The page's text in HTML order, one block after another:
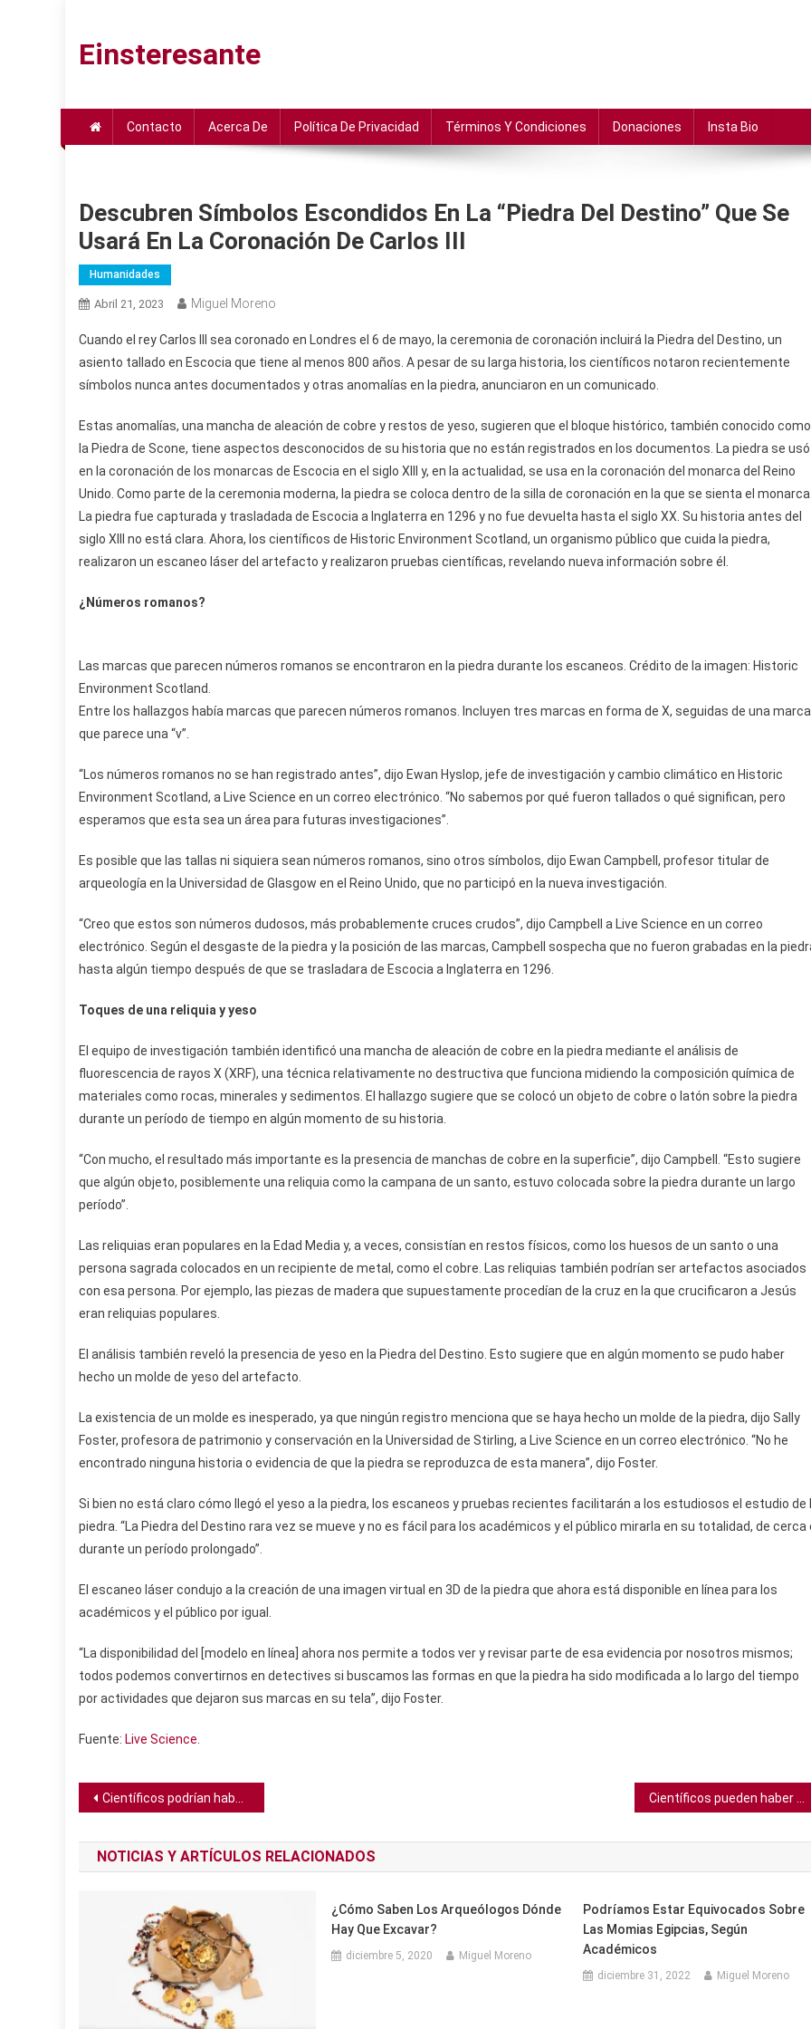
contenido
Einsteresante
Contacto Acerca De Política De Privacidad Términos Y Condiciones Donaciones Insta Bio
Descubren Símbolos Escondidos En La “Piedra Del Destino” Que Se
Usará En La Coronación De Carlos III
Humanidades
Abril 21, 2023 Miguel Moreno
Cuando el rey Carlos III sea coronado en Londres el 6 de mayo, la ceremonia de coronación incluirá la Piedra del Destino, un
asiento tallado en Escocia que tiene al menos 800 años. A pesar de su larga historia, los científicos notaron recientemente
símbolos nunca antes documentados y otras anomalías en la piedra, anunciaron en un comunicado.
Estas anomalías, una mancha de aleación de cobre y restos de yeso, sugieren que el bloque histórico, también conocido como
la Piedra de Scone, tiene aspectos desconocidos de su historia que no están registrados en los documentos. La piedra se usó
en la coronación de los monarcas de Escocia en el siglo XIII y, en la actualidad, se usa en la coronación del monarca del Reino
Unido. Como parte de la ceremonia moderna, la piedra se coloca dentro de la silla de coronación en la que se sienta el
La piedra fue capturada y trasladada de Escocia a Inglaterra en 1296 y no fue devuelta hasta el siglo XX. Su historia antes del
siglo XIII no está clara. Ahora, los científicos de Historic Environment Scotland, un organismo público que cuida la piedra,
realizaron un escaneo láser del artefacto y realizaron pruebas científicas, revelando nueva información sobre él.
¿Números romanos?
Las marcas que parecen números romanos se encontraron en la piedra durante los escaneos. Crédito de la imagen: Historic
Environment Scotland.
Entre los hallazgos había marcas que parecen números romanos. Incluyen tres marcas en forma de X, seguidas de una marca
que parece una “v”.
“Los números romanos no se han registrado antes”, dijo Ewan Hyslop, jefe de investigación y cambio climático en Historic
Environment Scotland, a Live Science en un correo electrónico. “No sabemos por qué fueron tallados o qué significan, pero
esperamos que esta sea un área para futuras investigaciones”.
Es posible que las tallas ni siquiera sean números romanos, sino otros símbolos, dijo Ewan Campbell, profesor titular de
arqueología en la Universidad de Glasgow en el Reino Unido, que no participó en la nueva investigación.
“Creo que estos son números dudosos, más probablemente cruces crudos”, dijo Campbell a Live Science en un correo
electrónico. Según el desgaste de la piedra y la posición de las marcas, Campbell sospecha que no fueron grabadas en la
hasta algún tiempo después de que se trasladara de Escocia a Inglaterra en 1296.
Toques de una reliquia y yeso
El equipo de investigación también identificó una mancha de aleación de cobre en la piedra mediante el análisis de
fluorescencia de rayos X (XRF), una técnica relativamente no destructiva que funciona midiendo la composición química de
materiales como rocas, minerales y sedimentos. El hallazgo sugiere que se colocó un objeto de cobre o latón sobre la piedra
durante un período de tiempo en algún momento de su historia.
“Con mucho, el resultado más importante es la presencia de manchas de cobre en la superficie”, dijo Campbell. “Esto sugiere
que algún objeto, posiblemente una reliquia como la campana de un santo, estuvo colocada sobre la piedra durante un largo
período”.
Las reliquias eran populares en la Edad Media y, a veces, consistían en restos físicos, como los huesos de un santo o una
persona sagrada colocados en un recipiente de metal, como el cobre. Las reliquias también podrían ser artefactos asociados
con esa persona. Por ejemplo, las piezas de madera que supuestamente procedían de la cruz en la que crucificaron a Jesús
eran reliquias populares.
El análisis también reveló la presencia de yeso en la Piedra del Destino. Esto sugiere que en algún momento se pudo haber
hecho un molde de yeso del artefacto.
La existencia de un molde es inesperado, ya que ningún registro menciona que se haya hecho un molde de la piedra, dijo Sally
Foster, profesora de patrimonio y conservación en la Universidad de Stirling, a Live Science en un correo electrónico. “No he
encontrado ninguna historia o evidencia de que la piedra se reproduzca de esta manera”, dijo Foster.
Si bien no está claro cómo llegó el yeso a la piedra, los escaneos y pruebas recientes facilitarán a los estudiosos el estudio de
piedra. “La Piedra del Destino rara vez se mueve y no es fácil para los académicos y el público mirarla en su totalidad, de cerca
durante un período prolongado”.
El escaneo láser condujo a la creación de una imagen virtual en 3D de la piedra que ahora está disponible en línea para los
académicos y el público por igual.
“La disponibilidad del [modelo en línea] ahora nos permite a todos ver y revisar parte de esa evidencia por nosotros mismos;
todos podemos convertirnos en detectives si buscamos las formas en que la piedra ha sido modificada a lo largo del tiempo
por actividades que dejaron sus marcas en su tela”, dijo Foster.
Fuente: Live Science
Navegación
de
entradas
Científicos podrían haber descubierto la causa de las canas y quizás cómo detenerla
NOTICIAS Y ARTÍCULOS RELACIONADOS
¿Cómo Saben Los Arqueólogos Dónde
Hay Que Excavar?
diciembre 5, 2020 Miguel Moreno
Podríamos Estar Equivocados Sobre
Las Momias Egipcias, Según
Académicos
diciembre 31, 2022 Miguel Moreno